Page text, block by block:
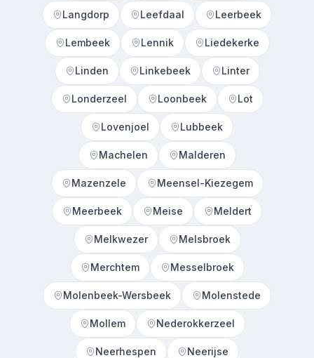
Langdorp Leefdaal Leerbeek
Lembeek Lennik Liedekerke
Linden Linkebeek Linter
Londerzeel Loonbeek Lot
Lovenjoel Lubbeek
Machelen Malderen
Mazenzele Meensel-Kiezegem
Meerbeek Meise Meldert
Melkwezer Melsbroek
Merchtem Messelbroek
Molenbeek-Wersbeek Molenstede
Mollem Nederokkerzeel
Neerhespen Neerijse